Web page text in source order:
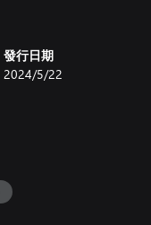
發行日期
2024/5/22